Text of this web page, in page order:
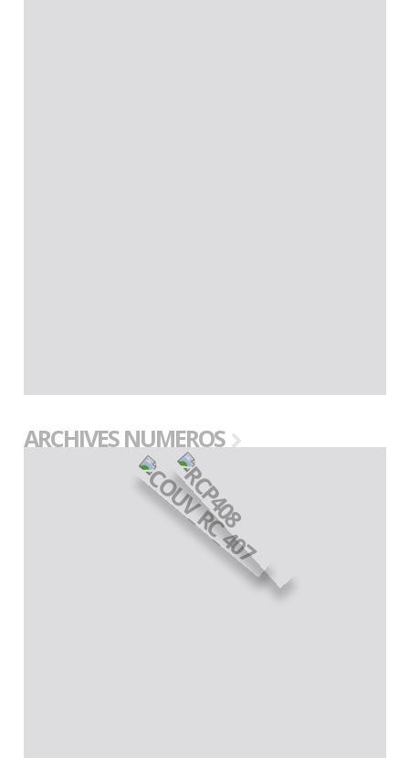
ARCHIVES NUMEROS